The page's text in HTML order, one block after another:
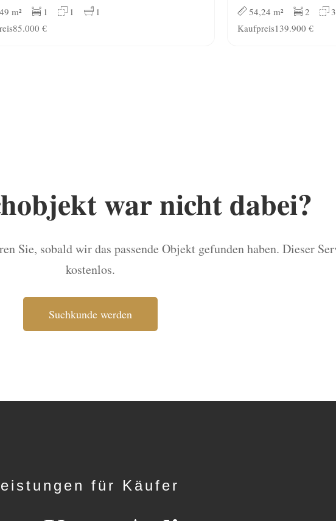
m²
1 1
1
85.000 €
54,24 m²
2 3
Kaufpreis139.900 €
war nicht dabei?
Sie, sobald wir das passende Objekt gefunden haben. Dieser
kostenlos.
Suchkunde werden
für Käufer